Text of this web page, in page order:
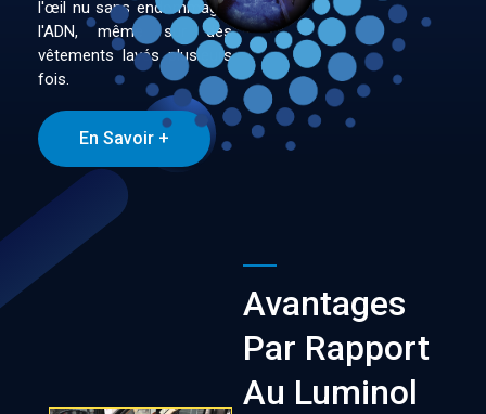
l'œil nu sans endommager
l'ADN, même sur des
vêtements lavés plusieurs
fois.
En Savoir +
Avantages
Par Rapport
Au Luminol